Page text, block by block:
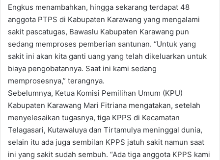
Engkus menambahkan, hingga sekarang terdapat 48
anggota PTPS di Kabupaten Karawang yang mengalami
sakit pascatugas, Bawaslu Kabupaten Karawang pun
sedang memproses pemberian santunan. “Untuk yang
sakit ini akan kita ganti uang yang telah dikeluarkan untuk
biaya pengobatannya. Saat ini kami sedang
memprosesnya,” terangnya.
Sebelumnya, Ketua Komisi Pemilihan Umum (KPU)
Kabupaten Karawang Mari Fitriana mengatakan, setelah
menyelesaikan tugasnya, tiga KPPS di Kecamatan
Telagasari, Kutawaluya dan Tirtamulya meninggal dunia,
selain itu ada juga sembilan KPPS jatuh sakit namun saat
ini yang sakit sudah sembuh. “Ada tiga anggota KPPS kami